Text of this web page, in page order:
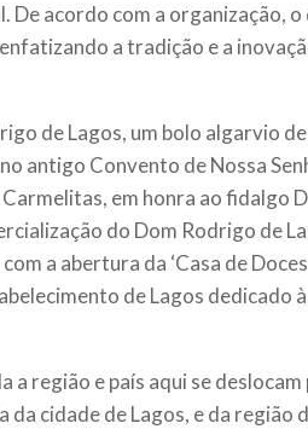
De acordo com a organização, o
a tradição e a
de Lagos, um bolo algarvio
antigo Convento de Nossa
em honra ao fidalgo
do Dom Rodrigo de
a abertura da ‘Casa de
de Lagos dedicado
região e país aqui se
cidade de Lagos, e da região